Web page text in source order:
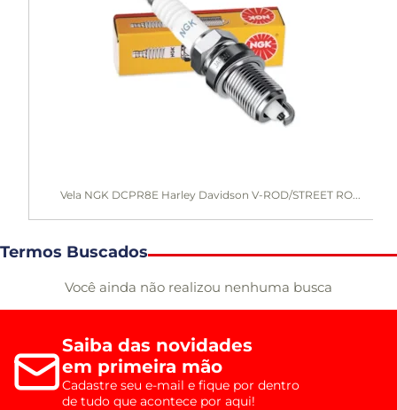
Vela NGK DCPR8E Harley Davidson V-ROD/STREET RO...
Termos Buscados
Você ainda não realizou nenhuma busca
Saiba das novidades
em primeira mão
Cadastre seu e-mail e fique por dentro
de tudo que acontece por aqui!